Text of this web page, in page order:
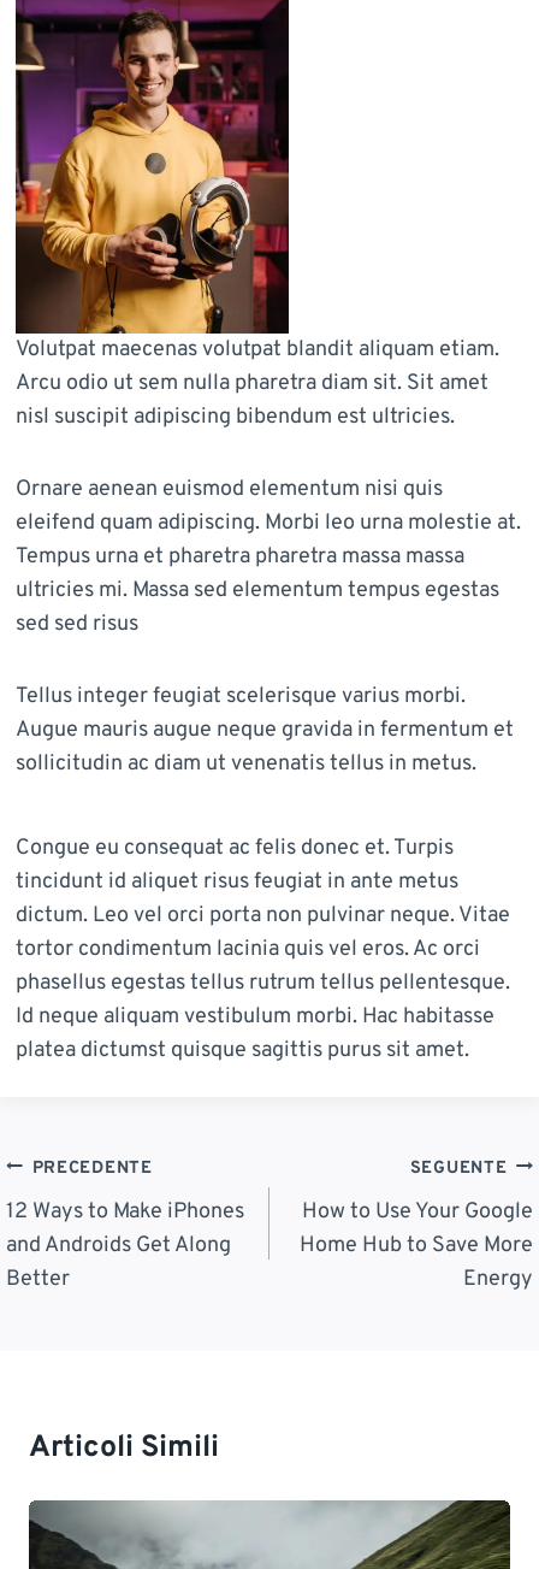
Volutpat maecenas volutpat blandit aliquam etiam.
Arcu odio ut sem nulla pharetra diam sit. Sit amet
nisl suscipit adipiscing bibendum est ultricies.
Ornare aenean euismod elementum nisi quis
eleifend quam adipiscing. Morbi leo urna molestie at.
Tempus urna et pharetra pharetra massa massa
ultricies mi. Massa sed elementum tempus egestas
sed sed risus
Tellus integer feugiat scelerisque varius morbi.
Augue mauris augue neque gravida in fermentum et
sollicitudin ac diam ut venenatis tellus in metus.
Congue eu consequat ac felis donec et. Turpis
tincidunt id aliquet risus feugiat in ante metus
dictum. Leo vel orci porta non pulvinar neque. Vitae
tortor condimentum lacinia quis vel eros. Ac orci
phasellus egestas tellus rutrum tellus pellentesque.
Id neque aliquam vestibulum morbi. Hac habitasse
platea dictumst quisque sagittis purus sit amet.
Navigazione
Articoli
PRECEDENTE
12 Ways to Make iPhones
and Androids Get Along
Better
SEGUENTE
How to Use Your Google
Home Hub to Save More
Energy
Articoli Simili